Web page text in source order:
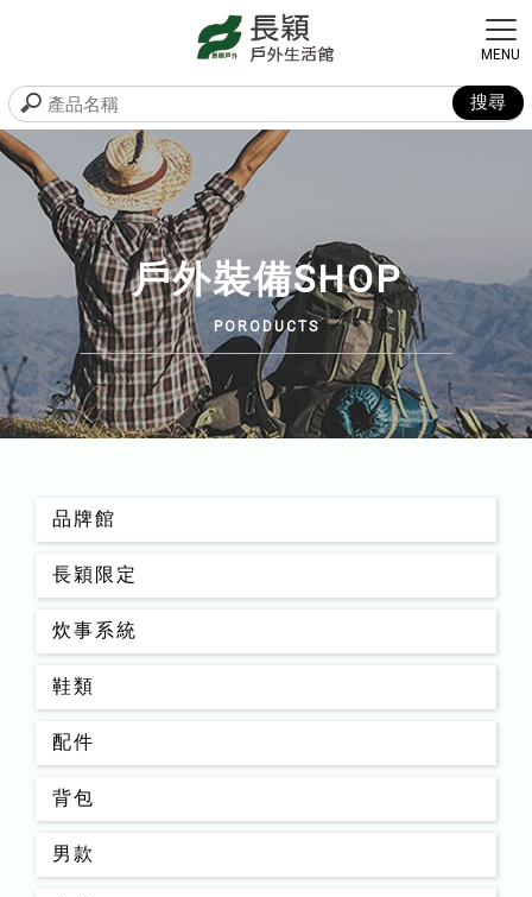
戶外裝備SHOP
品牌館
長穎限定
炊事系統
鞋類
配件
背包
男款